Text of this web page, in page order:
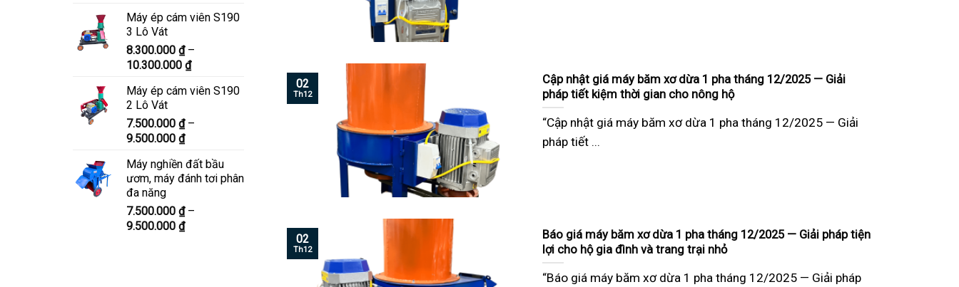
từ
đến
12.100.000 ₫
Máy ép cám viên S190
3 Lô Vát
8.300.000 ₫ –
10.300.000 ₫Khoảng
từ
đến
Máy ép cám viên S190
2 Lô Vát
7.500.000 ₫ –
9.500.000 ₫Khoảng
từ
7.500.000 ₫
9.500.000 ₫
Máy nghiền đất bầu
ươm, máy đánh tơi phân
đa năng
7.500.000 ₫ –
9.500.000 ₫Khoảng
Cập nhật giá máy băm xơ dừa 1 pha tháng 12/2025 — Giải
pháp tiết kiệm thời gian cho nông hộ
“Cập nhật giá máy băm xơ dừa 1 pha tháng 12/2025 — Giải
pháp tiết ...
02
Th12
Báo giá máy băm xơ dừa 1 pha tháng 12/2025 — Giải pháp tiện
lợi cho hộ gia đình và trang trại nhỏ
“Báo giá máy băm xơ dừa 1 pha tháng 12/2025 — Giải pháp
02
Th12